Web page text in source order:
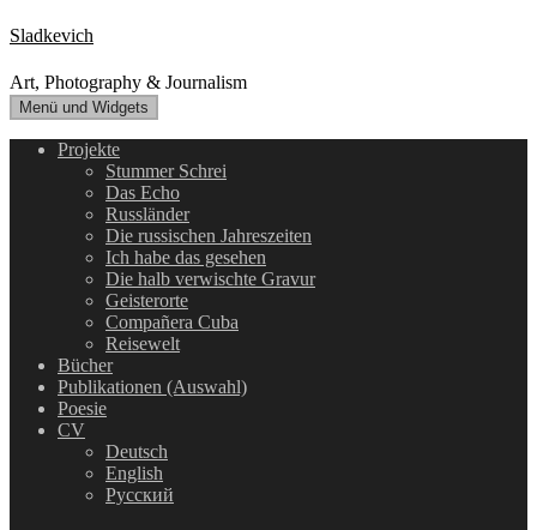
Zum
Inhalt
springen
Sladkevich
Art, Photography & Journalism
Menü und Widgets
Projekte
Stummer Schrei
Das Echo
Russländer
Die russischen Jahreszeiten
Ich habe das gesehen
Die halb verwischte Gravur
Geisterorte
Compañera Cuba
Reisewelt
Bücher
Publikationen (Auswahl)
Poesie
CV
Deutsch
English
Русский